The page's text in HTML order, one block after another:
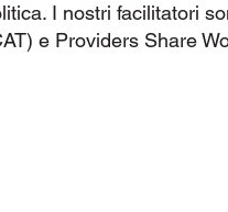
I nostri facilitatori
e Providers Share